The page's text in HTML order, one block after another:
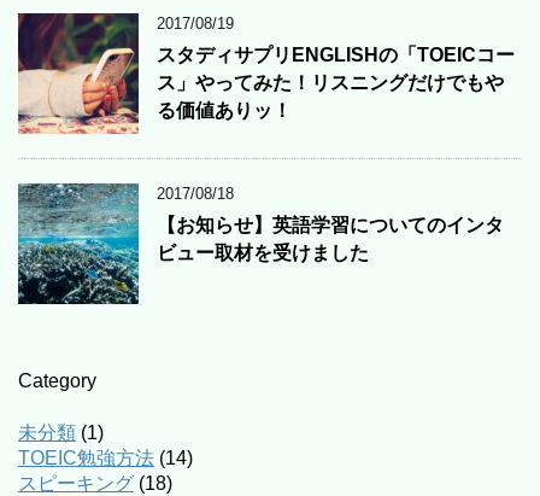
2017/08/19
スタディサプリENGLISHの「TOEICコー
ス」やってみた！リスニングだけでもや
る価値ありッ！
2017/08/18
【お知らせ】英語学習についてのインタ
ビュー取材を受けました
Category
未分類 (1)
TOEIC勉強方法 (14)
スピーキング (18)